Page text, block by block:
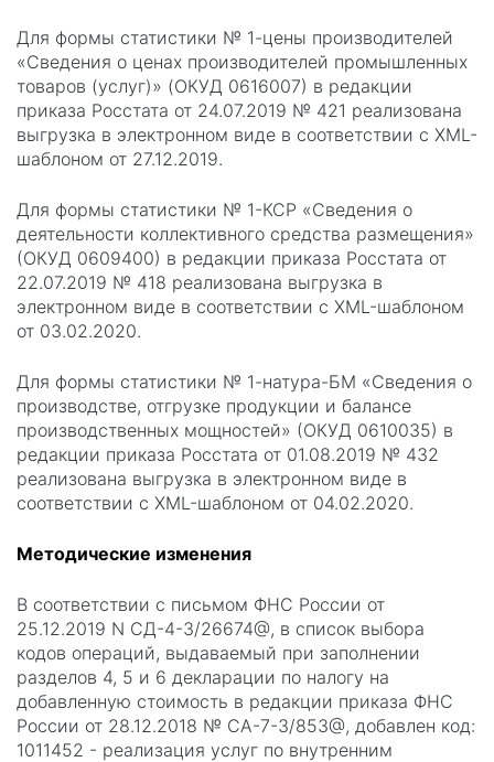
Для формы статистики № 1-цены производителей
«Сведения о ценах производителей промышленных
товаров (услуг)» (ОКУД 0616007) в редакции
приказа Росстата от 24.07.2019 № 421 реализована
выгрузка в электронном виде в соответствии с XML-
шаблоном от 27.12.2019.
Для формы статистики № 1-КСР «Сведения о
деятельности коллективного средства размещения»
(ОКУД 0609400) в редакции приказа Росстата от
22.07.2019 № 418 реализована выгрузка в
электронном виде в соответствии с XML-шаблоном
от 03.02.2020.
Для формы статистики № 1-натура-БМ «Сведения о
производстве, отгрузке продукции и балансе
производственных мощностей» (ОКУД 0610035) в
редакции приказа Росстата от 01.08.2019 № 432
реализована выгрузка в электронном виде в
соответствии с XML-шаблоном от 04.02.2020.
Методические изменения
В соответствии с письмом ФНС России от
25.12.2019 N СД-4-3/26674@, в список выбора
кодов операций, выдаваемый при заполнении
разделов 4, 5 и 6 декларации по налогу на
добавленную стоимость в редакции приказа ФНС
России от 28.12.2018 № СА-7-3/853@, добавлен код:
1011452 - реализация услуг по внутренним